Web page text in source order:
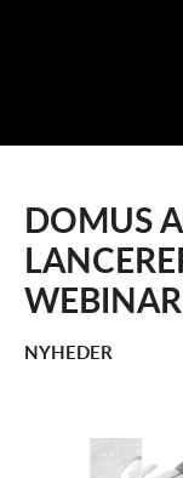
DOMUS
NYHEDER